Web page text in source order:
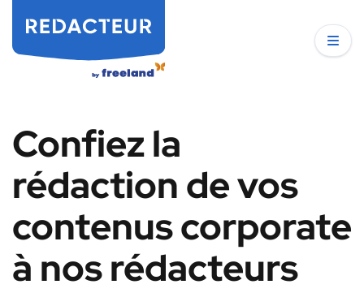
Confiez la
rédaction de vos
contenus corporate
à nos rédacteurs